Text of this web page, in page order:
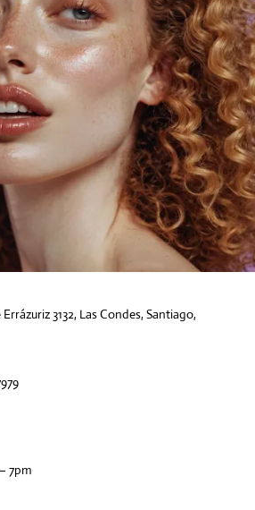
7pm
3132, Las Condes, Santiago,